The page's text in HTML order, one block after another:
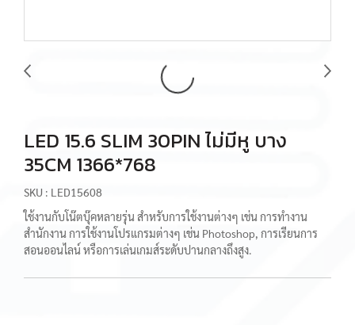
LED 15.6 SLIM 30PIN ไม่มีหู บาง
35CM 1366*768
SKU : LED15608
ใช้งานกับโน๊ตบุ๊คหลายรุ่น สำหรับการใช้งานต่างๆ เช่น การทำงาน
สำนักงาน การใช้งานโปรแกรมต่างๆ เช่น Photoshop, การเรียนการ
สอนออนไลน์ หรือการเล่นเกมส์ระดับปานกลางถึงสูง.